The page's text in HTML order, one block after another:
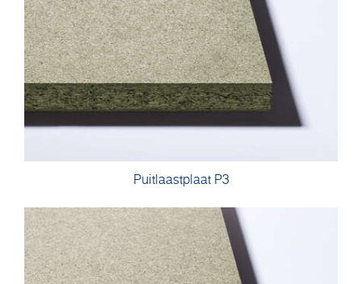
Puitlaastplaat P3